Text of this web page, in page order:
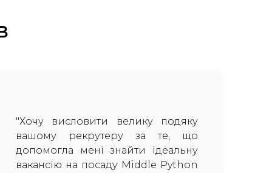
"Хочу висловити велику подяку
вашому рекрутеру за те, що
допомогла мені знайти ідеальну
вакансію на посаду Middle Python